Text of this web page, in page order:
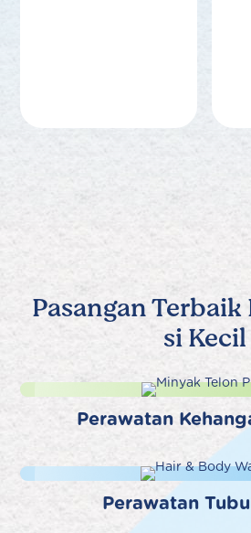
Pasangan
si Kecil
Perawatan
Perawatan